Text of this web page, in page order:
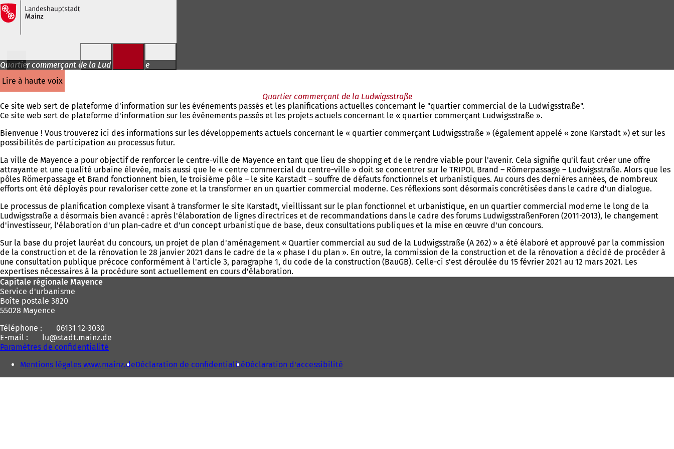
Accéder au contenu
Quartier commerçant de la Ludwigsstraße
lire à haute voix
Quartier commerçant de la Ludwigsstraße
Ce site web sert de plateforme d'information sur les événements passés et les planifications actuelles concernant le "quartier commercial de la Ludwigsstraße".
Ce site web sert de plateforme d'information sur les événements passés et les projets actuels concernant le « quartier commerçant Ludwigsstraße ».
Bienvenue ! Vous trouverez ici des informations sur les développements actuels concernant le « quartier commerçant Ludwigsstraße » (également appelé « zone Karstadt ») et sur les
possibilités de participation au processus futur.
La ville de Mayence a pour objectif de renforcer le centre-ville de Mayence en tant que lieu de shopping et de le rendre viable pour l'avenir. Cela signifie qu'il faut créer une offre
attrayante et une qualité urbaine élevée, mais aussi que le « centre commercial du centre-ville » doit se concentrer sur le TRIPOL Brand – Römerpassage – Ludwigsstraße. Alors que les
pôles Römerpassage et Brand fonctionnent bien, le troisième pôle – le site Karstadt – souffre de défauts fonctionnels et urbanistiques. Au cours des dernières années, de nombreux
efforts ont été déployés pour revaloriser cette zone et la transformer en un quartier commercial moderne. Ces réflexions sont désormais concrétisées dans le cadre d'un dialogue.
Le processus de planification complexe visant à transformer le site Karstadt, vieillissant sur le plan fonctionnel et urbanistique, en un quartier commercial moderne le long de la
Ludwigsstraße a désormais bien avancé : après l'élaboration de lignes directrices et de recommandations dans le cadre des forums LudwigsstraßenForen (2011-2013), le changement
d'investisseur, l'élaboration d'un plan-cadre et d'un concept urbanistique de base, deux consultations publiques et la mise en œuvre d'un concours.
Sur la base du projet lauréat du concours, un projet de plan d'aménagement « Quartier commercial au sud de la Ludwigsstraße (A 262) » a été élaboré et approuvé par la commission
de la construction et de la rénovation le 28 janvier 2021 dans le cadre de la « phase I du plan ». En outre, la commission de la construction et de la rénovation a décidé de procéder à
une consultation publique précoce conformément à l'article 3, paragraphe 1, du code de la construction (BauGB). Celle-ci s'est déroulée du 15 février 2021 au 12 mars 2021. Les
expertises nécessaires à la procédure sont actuellement en cours d'élaboration.
Pied
de
page
Capitale régionale Mayence
Service d'urbanisme
Boîte postale 3820
55028 Mayence
Téléphone :
06131 12-3030
E-mail :
lu stadt.mainz de
Paramètres de confidentialité
Mentions légales www.mainz.deDéclaration de confidentialitéDéclaration d'accessibilité